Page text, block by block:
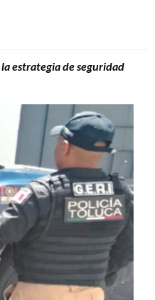
estrategia de seguridad